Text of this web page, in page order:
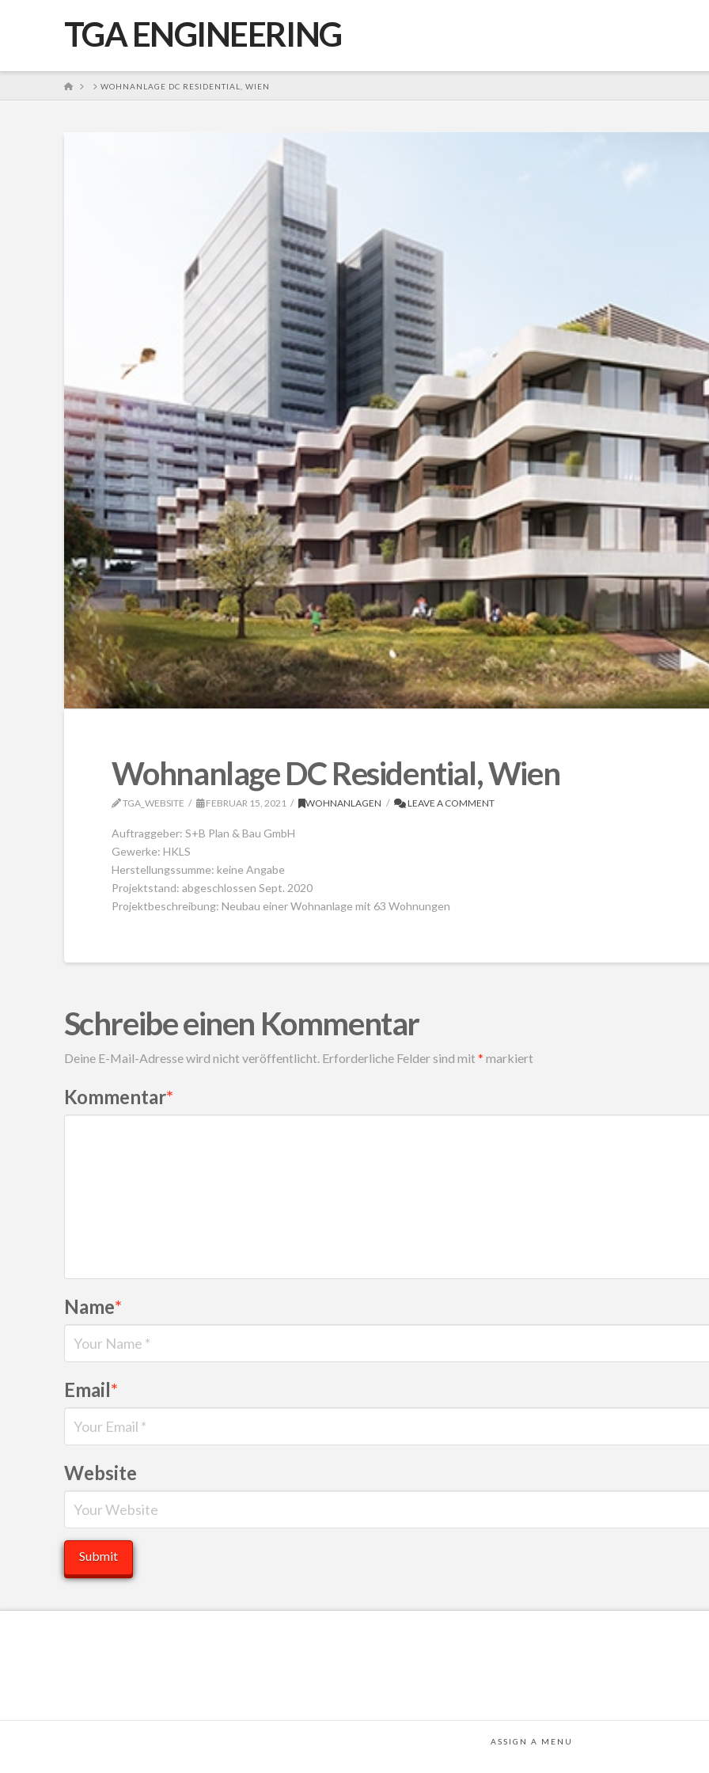
TGA ENGINEERING
HOME WOHNANLAGE DC RESIDENTIAL, WIEN
Wohnanlage DC Residential, Wien
TGA_WEBSITE FEBRUAR 15, 2021 WOHNANLAGEN LEAVE A COMMENT
Auftraggeber: S+B Plan & Bau GmbH
Gewerke: HKLS
Herstellungssumme: keine Angabe
Projektstand: abgeschlossen Sept. 2020
Projektbeschreibung: Neubau einer Wohnanlage mit 63 Wohnungen
Schreibe einen Kommentar
Deine E-Mail-Adresse wird nicht veröffentlicht. Erforderliche Felder sind mit * markiert
Kommentar*
Name*
Email*
Website
ASSIGN A MENU